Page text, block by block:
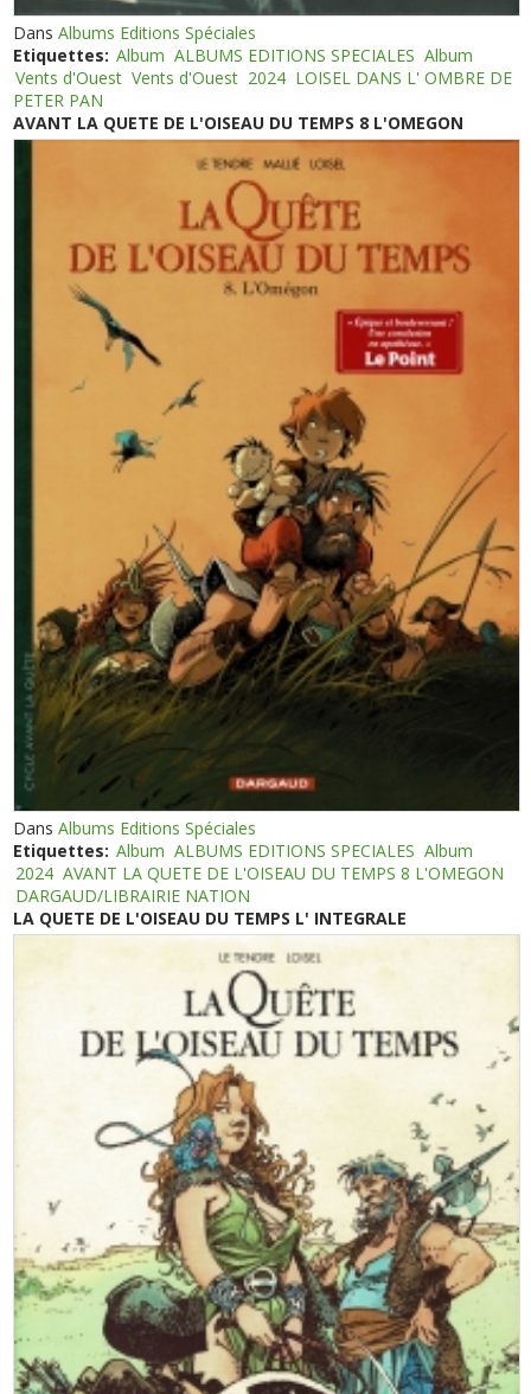
DansAlbums Editions Spéciales
Etiquettes: Album ALBUMS EDITIONS SPECIALES Album
Vents d'Ouest Vents d'Ouest 2024 LOISEL DANS L' OMBRE DE
PETER PAN
AVANT LA QUETE DE L'OISEAU DU TEMPS 8 L'OMEGON
DansAlbums Editions Spéciales
Etiquettes: Album ALBUMS EDITIONS SPECIALES Album
2024 AVANT LA QUETE DE L'OISEAU DU TEMPS 8 L'OMEGON
DARGAUD/LIBRAIRIE NATION
LA QUETE DE L'OISEAU DU TEMPS L' INTEGRALE